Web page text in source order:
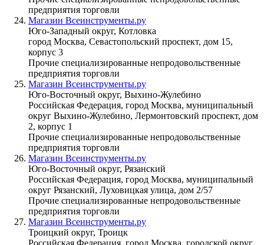
предприятия торговли
Магазин Всеинструменты.ру
Юго-Западный округ, Котловка
город Москва, Севастопольский проспект, дом 15,
корпус 3
Прочие специализированные непродовольственные
предприятия торговли
Магазин Всеинструменты.ру
Юго-Восточный округ, Выхино-Жулебино
Российская Федерация, город Москва, муниципальный
округ Выхино-Жулебино, Лермонтовский проспект, дом
2, корпус 1
Прочие специализированные непродовольственные
предприятия торговли
Магазин Всеинструменты.ру
Юго-Восточный округ, Рязанский
Российская Федерация, город Москва, муниципальный
округ Рязанский, Луховицкая улица, дом 2/57
Прочие специализированные непродовольственные
предприятия торговли
Магазин Всеинструменты.ру
Троицкий округ, Троицк
Российская Федерация, город Москва, городской округ